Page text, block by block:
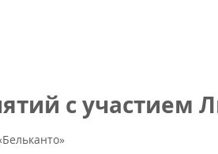
с участием